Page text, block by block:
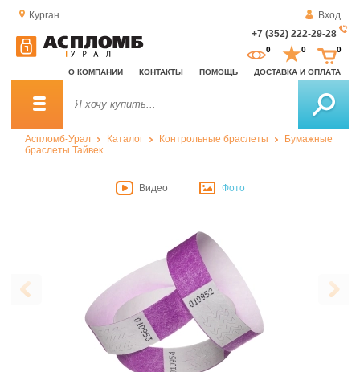
Курган
Вход
+7 (352) 222-29-28
О КОМПАНИИ КОНТАКТЫ ПОМОЩЬ ДОСТАВКА И ОПЛАТА
0 0 0
Аспломб-Урал Каталог Контрольные браслеты
Бумажные
браслеты Тайвек
Видео Фото